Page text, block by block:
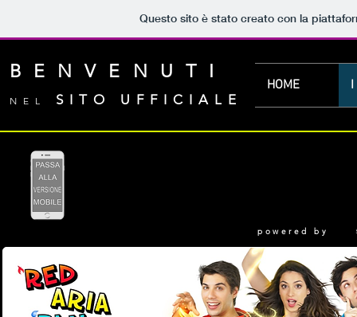
Questo sito è stato creato con la
BENVENUTI
NEL SITO UFFICIALE
HOME I
powered by